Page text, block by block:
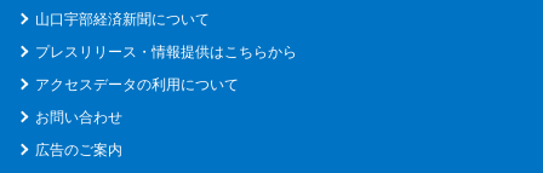
山口宇部経済新聞について
プレスリリース・情報提供はこちらから
アクセスデータの利用について
お問い合わせ
広告のご案内